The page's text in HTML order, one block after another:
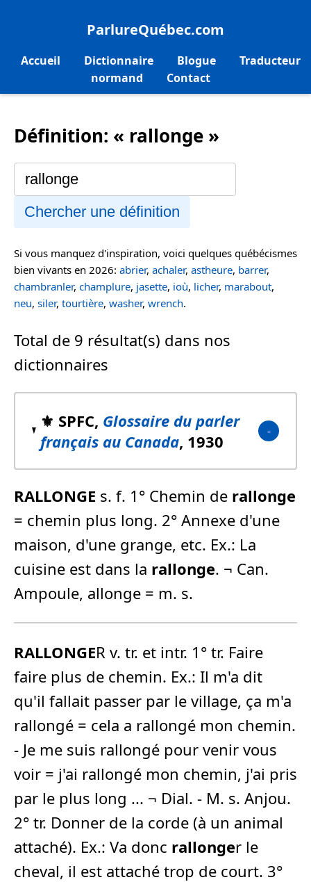
ParlureQuébec.com
Accueil Dictionnaire Blogue
Traducteur
normand
Contact
Définition: « rallonge »
Chercher une définition
Si vous manquez d'inspiration, voici quelques québécismes
bien vivants en 2026: abrier, achaler, astheure, barrer,
chambranler, champlure, jasette, ioù, licher, marabout,
neu, siler, tourtière, washer, wrench.
Total de 9 résultat(s) dans nos
dictionnaires
⚜️ SPFC, Glossaire du parler
français au Canada, 1930
RALLONGE s. f. 1° Chemin de rallonge
= chemin plus long. 2° Annexe d'une
maison, d'une grange, etc. Ex.: La
cuisine est dans la rallonge. ¬ Can. 
Ampoule, allonge = m. s.
RALLONGER v. tr. et intr. 1° tr. Faire
faire plus de chemin. Ex.: Il m'a dit
qu'il fallait passer par le village, ça m'a
rallongé = cela a rallongé mon chemin.
- Je me suis rallongé pour venir vous
voir = j'ai rallongé mon chemin, j'ai pris
par le plus long ... ¬ Dial. - M. s. Anjou.
2° tr. Donner de la corde (à un animal
attaché). Ex.: Va donc rallonger le
cheval, il est attaché trop de court. 3°